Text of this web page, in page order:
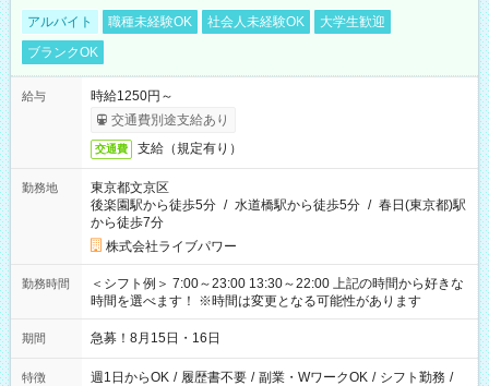
アルバイト 職種未経験OK 社会人未経験OK
大学生歓迎
ブランクOK
給与
時給1250円～
交通費別途支給あり
交通費 支給（規定有り）
勤務地
東京都文京区
後楽園駅から徒歩5分 / 水道橋駅から徒歩5分 / 春日(東京都)駅
から徒歩7分
株式会社ライブパワー
勤務時間
＜シフト例＞ 7:00～23:00 13:30～22:00 上記の時間から好きな
時間を選べます！ ※時間は変更となる可能性があります
期間 急募！8月15日・16日
特徴 週1日からOK / 履歴書不要 / 副業・WワークOK / シフト勤務 /